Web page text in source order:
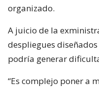
organizado.
A juicio de la
despliegues
podría generar
“Es complejo poner a